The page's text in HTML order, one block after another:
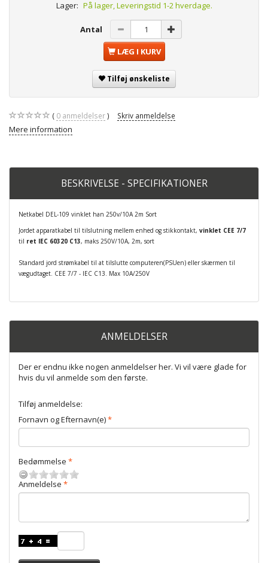
Lager: På lager, Leveringstid 1-2 hverdage.
Antal
LÆG I KURV
Tilføj ønskeliste
0 anmeldelser Skriv anmeldelse
Mere information
BESKRIVELSE - SPECIFIKATIONER
Netkabel DEL-109 vinklet han 250v/10A 2m Sort
Jordet apparatkabel til tilslutning mellem enhed og stikkontakt, vinklet CEE 7/7
til ret IEC 60320 C13, maks 250V/10A, 2m, sort
Standard jord strømkabel til at tilslutte computeren(PSUen) eller skærmen til
vægudtaget. CEE 7/7 - IEC C13. Max 10A/250V
ANMELDELSER
Der er endnu ikke nogen anmeldelser her. Vi vil være glade for
hvis du vil anmelde som den første.
Tilføj anmeldelse:
Fornavn og Efternavn(e)
Bedømmelse
Anmeldelse